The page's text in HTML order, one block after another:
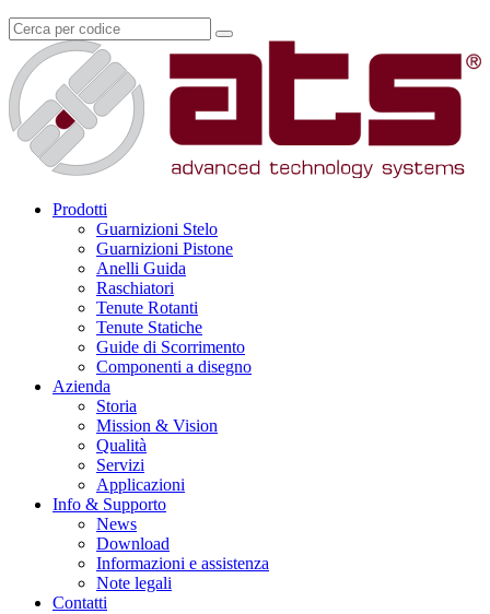
Prodotti
Guarnizioni Stelo
Guarnizioni Pistone
Anelli Guida
Raschiatori
Tenute Rotanti
Tenute Statiche
Guide di Scorrimento
Componenti a disegno
Azienda
Storia
Mission & Vision
Qualità
Servizi
Applicazioni
Info & Supporto
News
Download
Informazioni e assistenza
Note legali
Contatti